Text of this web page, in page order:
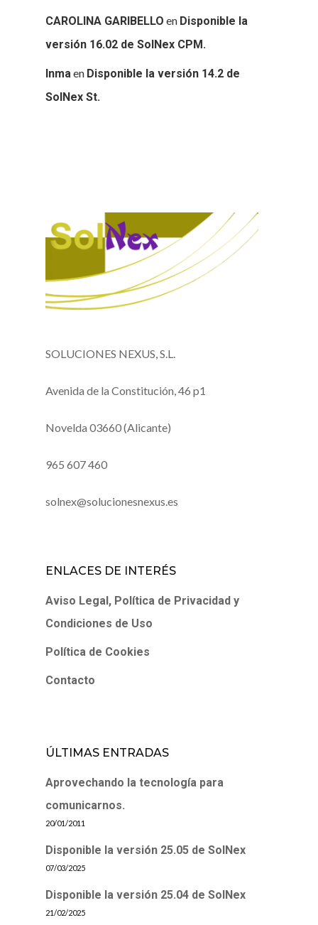
CAROLINA GARIBELLO en Disponible la
versión 16.02 de SolNex CPM.
Inmaen Disponible la versión 14.2 de
SolNex St.
SOLUCIONES NEXUS, S.L.
Avenida de la Constitución, 46 p1
Novelda 03660 (Alicante)
965 607 460
solnex@solucionesnexus.es
ENLACES DE INTERÉS
Aviso Legal, Política de Privacidad y
Condiciones de Uso
Política de Cookies
Contacto
ÚLTIMAS ENTRADAS
Aprovechando la tecnología para
comunicarnos.
20/01/2011
Disponible la versión 25.05 de SolNex
07/03/2025
Disponible la versión 25.04 de SolNex
21/02/2025